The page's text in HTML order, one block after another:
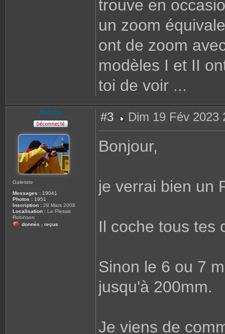
trouve en
un zoom
ont de zoom
modèles I et II
toi de voir ...
Midship
Galeriste
Messages : 19041
Photos : 1951
Inscription : 28 Mars 2008
Localisation : Le Plessis
Robinson
donnés / reçus
#3
e
g
Dim 19 Fév 2023
Bonjour,
je verrai bien un
Il coche tous tes
Sinon le 6 ou 7
jusqu'à 200mm.
Je viens de